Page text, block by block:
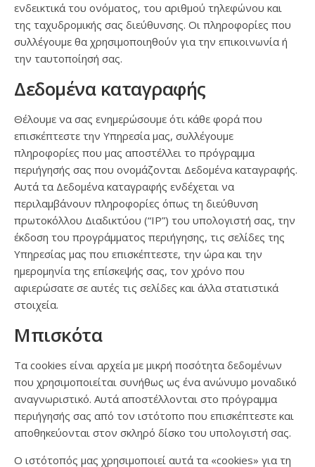
ενδεικτικά του ονόματος, του αριθμού τηλεφώνου και
της ταχυδρομικής σας διεύθυνσης. Οι πληροφορίες που
συλλέγουμε θα χρησιμοποιηθούν για την επικοινωνία ή
την ταυτοποίησή σας.
Δεδομένα καταγραφής
Θέλουμε να σας ενημερώσουμε ότι κάθε φορά που
επισκέπτεστε την Υπηρεσία μας, συλλέγουμε
πληροφορίες που μας αποστέλλει το πρόγραμμα
περιήγησής σας που ονομάζονται Δεδομένα καταγραφής.
Αυτά τα Δεδομένα καταγραφής ενδέχεται να
περιλαμβάνουν πληροφορίες όπως τη διεύθυνση
πρωτοκόλλου Διαδικτύου (“IP”) του υπολογιστή σας, την
έκδοση του προγράμματος περιήγησης, τις σελίδες της
Υπηρεσίας μας που επισκέπτεστε, την ώρα και την
ημερομηνία της επίσκεψής σας, τον χρόνο που
αφιερώσατε σε αυτές τις σελίδες και άλλα στατιστικά
στοιχεία.
Μπισκότα
Τα cookies είναι αρχεία με μικρή ποσότητα δεδομένων
που χρησιμοποιείται συνήθως ως ένα ανώνυμο μοναδικό
αναγνωριστικό. Αυτά αποστέλλονται στο πρόγραμμα
περιήγησής σας από τον ιστότοπο που επισκέπτεστε και
αποθηκεύονται στον σκληρό δίσκο του υπολογιστή σας.
Ο ιστότοπός μας χρησιμοποιεί αυτά τα «cookies» για τη